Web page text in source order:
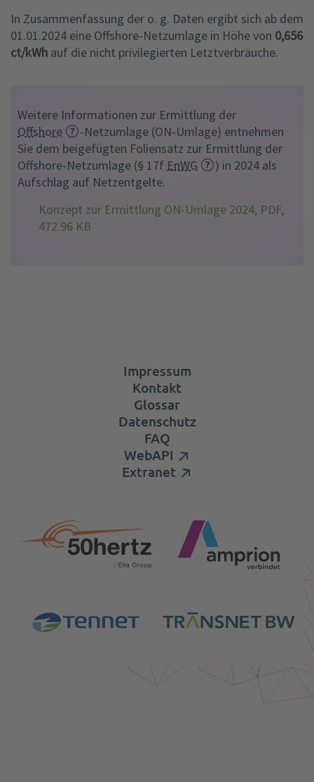
In Zusammenfassung der o. g. Daten ergibt sich ab dem
01.01.2024 eine Offshore-Netzumlage in Höhe von 0,656
ct/kWh auf die nicht privilegierten Letztverbräuche.
Weitere Informationen zur Ermittlung der
Offshore
-Netzumlage (ON-Umlage) entnehmen
Sie dem beigefügten Foliensatz zur Ermittlung der
Offshore-Netzumlage (§ 17f EnWG
) in 2024 als
Aufschlag auf Netzentgelte.
Konzept zur Ermittlung ON-Umlage 2024, PDF,
472.96 KB
Impressum
Kontakt
Glossar
Datenschutz
FAQ
WebAPI
Extranet